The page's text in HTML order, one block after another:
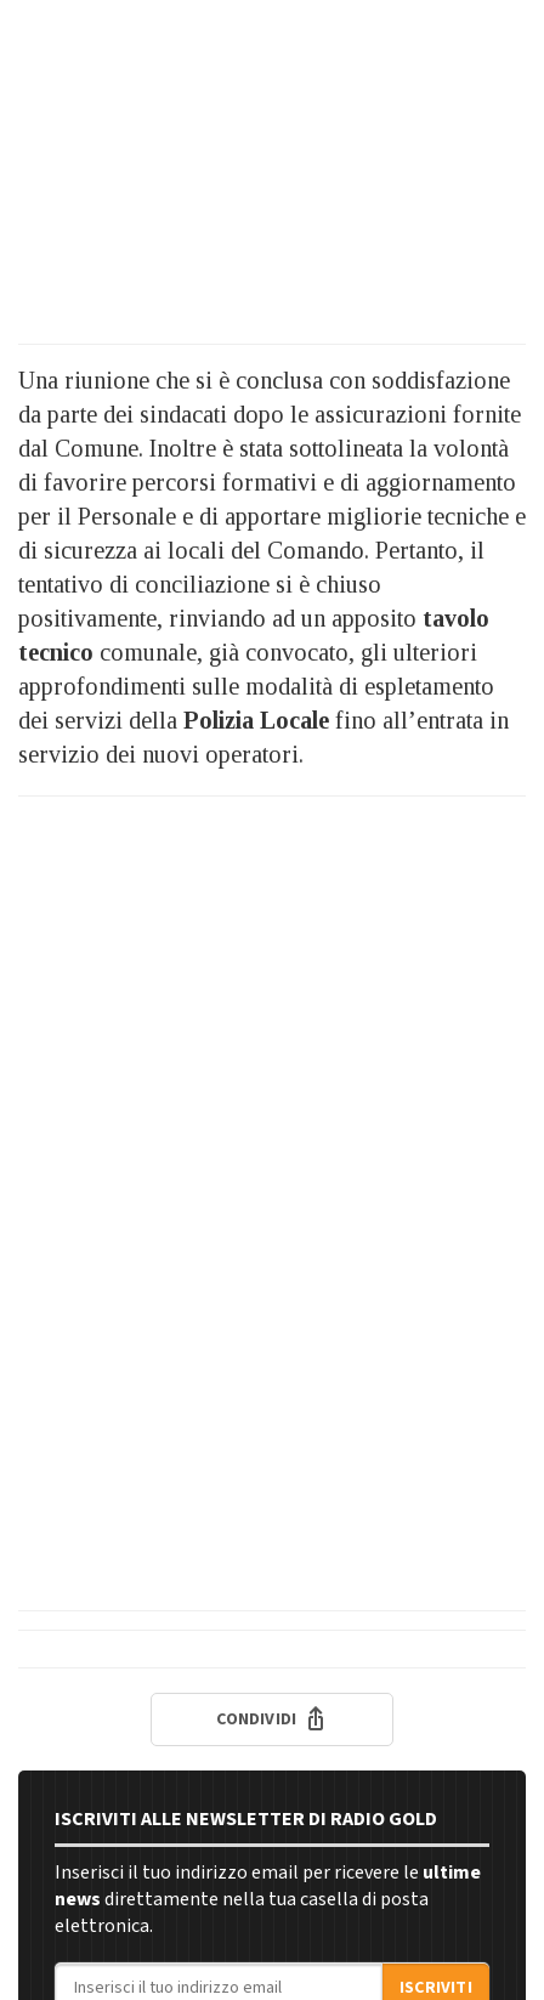
Una riunione che si è conclusa con soddisfazione
da parte dei sindacati dopo le assicurazioni fornite
dal Comune. Inoltre è stata sottolineata la volontà
di favorire percorsi formativi e di aggiornamento
per il Personale e di apportare migliorie tecniche e
di sicurezza ai locali del Comando. Pertanto, il
tentativo di conciliazione si è chiuso
positivamente, rinviando ad un apposito tavolo
tecnico comunale, già convocato, gli ulteriori
approfondimenti sulle modalità di espletamento
dei servizi della Polizia Locale fino all’entrata in
servizio dei nuovi operatori.
CONDIVIDI
ISCRIVITI ALLE NEWSLETTER DI RADIO GOLD
Inserisci il tuo indirizzo email per ricevere le ultime
newsdirettamente nella tua casella di posta
elettronica.
Indirizzo email
ISCRIVITI